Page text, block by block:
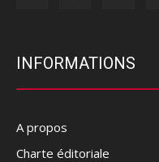
INFORMATIONS
A propos
Charte éditoriale